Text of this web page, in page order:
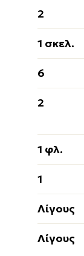
2
1 σκελ.
6
2
1 φλ.
1
Λίγους
Λίγους